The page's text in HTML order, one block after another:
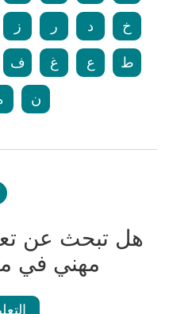
خ د ر ز
ط ع غ ف
ن
هل تبحث عن
مهني في